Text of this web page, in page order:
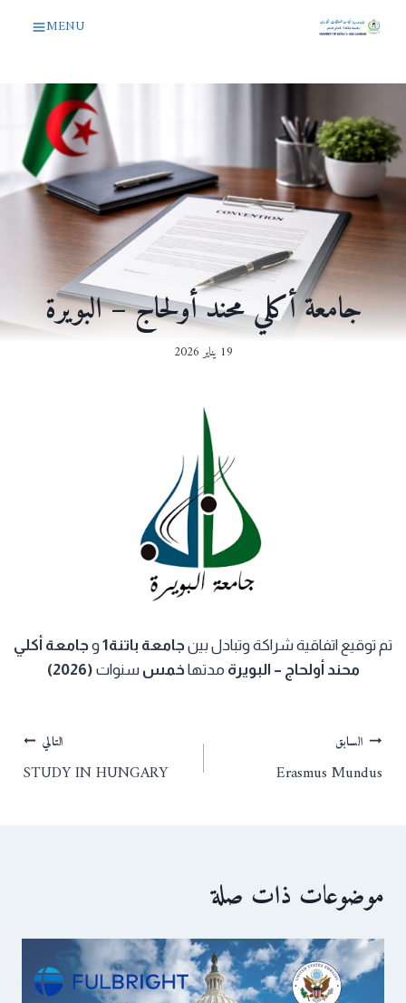
MENU
جامعة أكلي محند أولحاج – البويرة
19 يناير 2026
تم توقيع اتفاقية شراكة وتبادل بين جامعة باتنة1 و جامعة أكلي
محند أولحاج – البويرة مدتها خمس سنوات (2026)
تصفّح
المقالات
السابق
Erasmus Mundus
التالي
STUDY IN HUNGARY
موضوعات ذات صلة